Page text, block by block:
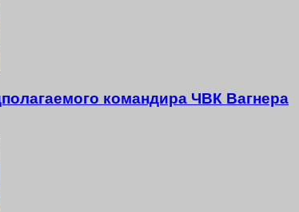
командира ЧВК Вагнера